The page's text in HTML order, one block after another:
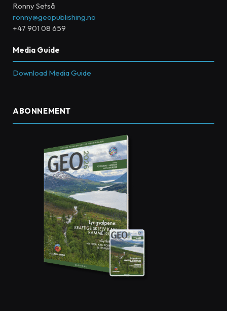
Ronny Setså
ronny@geopublishing.no
+47 901 08 659
Media Guide
Download Media Guide
ABONNEMENT